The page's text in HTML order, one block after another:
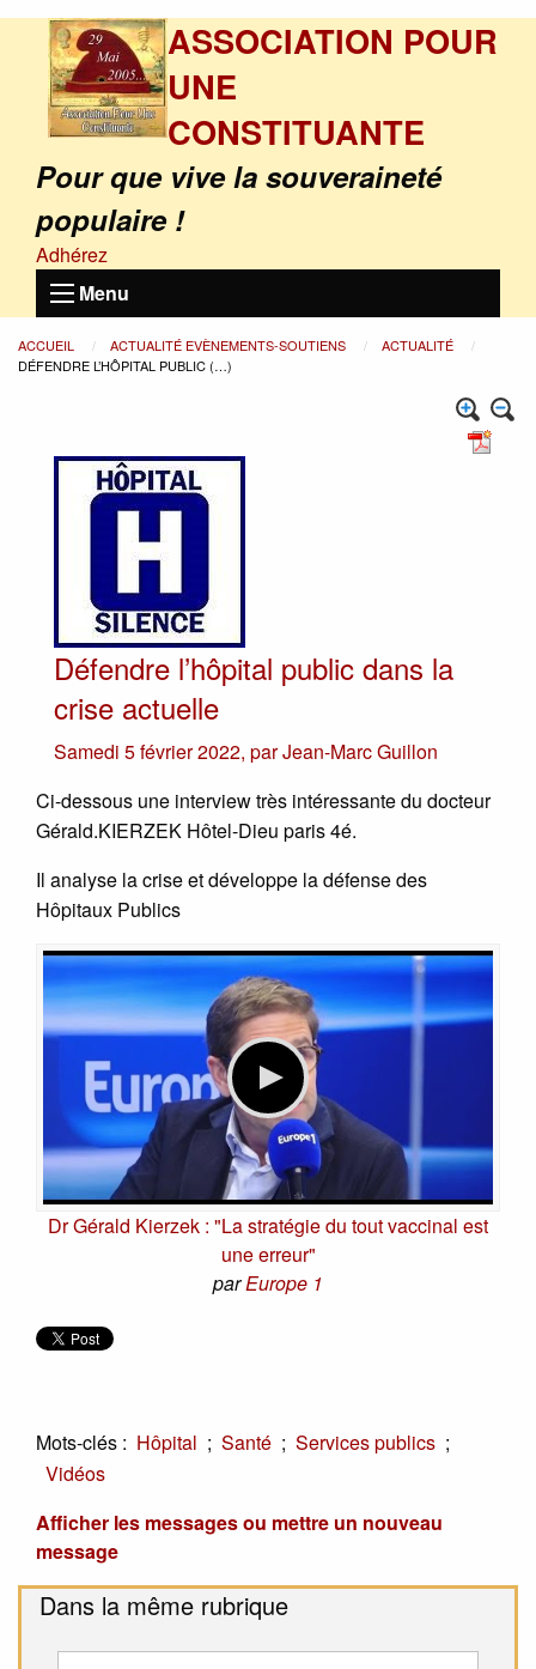
ASSOCIATION POUR
UNE
CONSTITUANTE
Pour que vive la souveraineté
populaire !
Adhérez
Menu
ACCUEIL ACTUALITÉ EVÈNEMENTS-SOUTIENS
ACTUALITÉ
DÉFENDRE L’HÔPITAL PUBLIC (…)
Défendre l’hôpital public dans la
crise actuelle
Samedi 5 février 2022, parJean-Marc Guillon
Ci-dessous une interview très intéressante du docteur
Gérald.KIERZEK Hôtel-Dieu paris 4é.
Il analyse la crise et développe la défense des
Hôpitaux Publics
Dr Gérald Kierzek : "La stratégie du tout vaccinal est
une erreur"
parEurope 1
Mots-clés : Hôpital ; Santé ; Services publics ;
Vidéos
Afficher les messages ou mettre un nouveau
message
Dans la même rubrique